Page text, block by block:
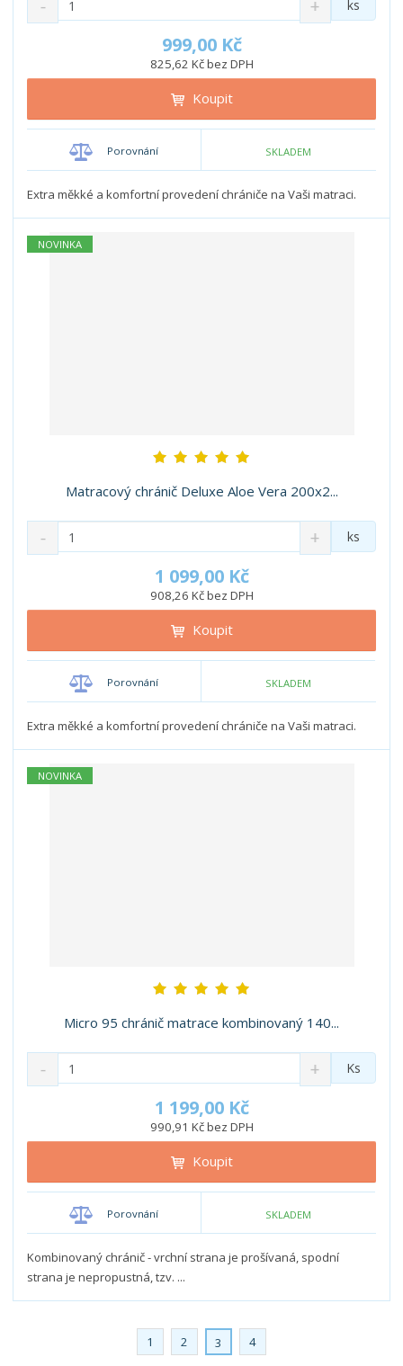
999,00 Kč
825,62 Kč bez DPH
i
p
e
t
a
m
o
ž
s
t
t
n
s
t
v
í
ks
Koupit
Porovnání SKLADEM
Extra měkké a komfortní provedení chrániče na Vaši matraci.
NOVINKA
Matracový chránič Deluxe Aloe Vera 200x2...
1 099,00 Kč
908,26 Kč bez DPH
i
p
e
t
N
a
m
o
ž
s
t
S
t
n
s
t
v
í
ks
Koupit
Porovnání SKLADEM
Extra měkké a komfortní provedení chrániče na Vaši matraci.
NOVINKA
Micro 95 chránič matrace kombinovaný 140...
1 199,00 Kč
990,91 Kč bez DPH
i
p
e
t
N
a
m
o
ž
s
v
S
t
n
s
t
v
í
Ks
Koupit
Porovnání SKLADEM
Kombinovaný chránič - vrchní strana je prošívaná, spodní
strana je nepropustná, tzv. ...
1 2 3 4